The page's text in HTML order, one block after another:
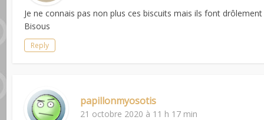
Je ne connais pas non plus ces biscuits mais ils font drôlement
Bisous
Reply
papillonmyosotis
21 octobre 2020 à 11 h 17 min